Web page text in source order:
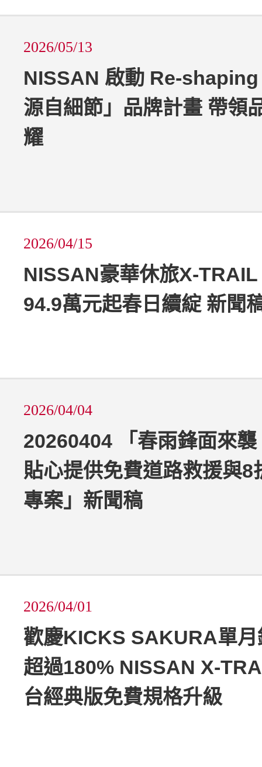
2026/05/13
NISSAN 啟動 Re-
源自細節」品牌計畫 帶領
耀
2026/04/15
NISSAN豪華休旅X-
94.9萬元起春日續綻 新聞
2026/04/04
20260404 「春雨鋒面來
貼心提供免費道路救援與8
專案」新聞稿
2026/04/01
歡慶KICKS SAKURA單月
超過180% NISSAN X-
台經典版免費規格升級